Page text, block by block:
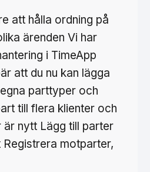
att hålla ordning på
ärenden Vi har
i TimeApp
att du nu kan lägga
parttyper och
till flera klienter och
är nytt Lägg till parter
motparter,